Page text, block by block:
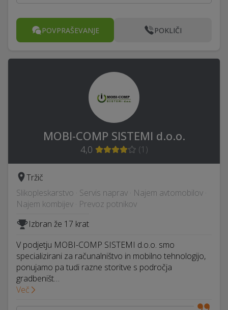
POVPRAŠEVANJE POKLIČI
MOBI-COMP SISTEMI d.o.o.
4,0 (1 )
Tržič
Slikopleskarstvo · Servis naprav · Najem avtomobilov ·
Najem kombijev · Prevoz potnikov
Izbran že 17 krat
V podjetju MOBI-COMP SISTEMI d.o.o. smo
specializirani za računalništvo in mobilno tehnologijo,
ponujamo pa tudi razne storitve s področja
gradbeništ…
Več